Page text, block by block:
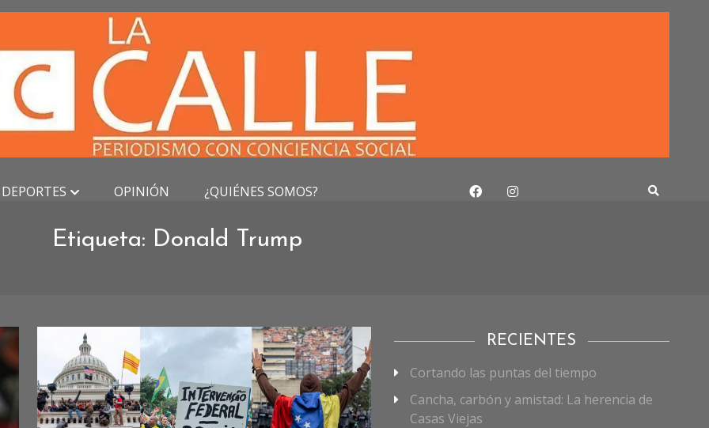
DEPORTES OPINIÓN ¿QUIÉNES SOMOS?
Etiqueta: Donald Trump
RECIENTES
Cortando las puntas del tiempo
Cancha, carbón y amistad: La herencia de
Casas Viejas